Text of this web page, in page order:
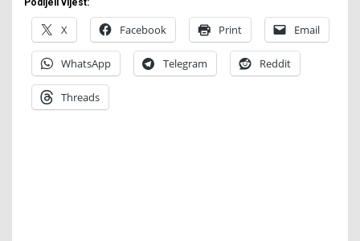
X Facebook Print Email
WhatsApp Telegram Reddit
Threads